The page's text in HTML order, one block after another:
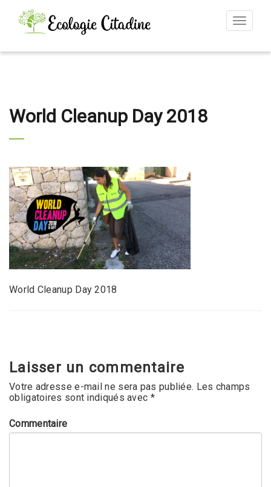
Toggle
World Cleanup Day 2018
World Cleanup Day 2018
Laisser un commentaire
Votre adresse e-mail ne sera pas publiée. Les champs
obligatoires sont indiqués avec *
Commentaire